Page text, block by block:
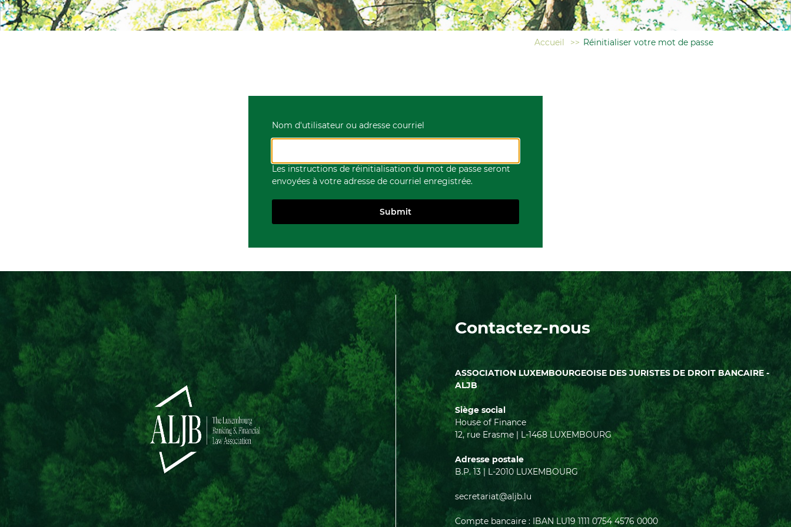
Accueil >> Réinitialiser votre mot de passe
Nom d'utilisateur ou adresse courriel
Les instructions de réinitialisation du mot de passe seront
envoyées à votre adresse de courriel enregistrée.
Contactez-nous
ASSOCIATION LUXEMBOURGEOISE DES JURISTES DE DROIT BANCAIRE -
ALJB
Siège social
House of Finance
12, rue Erasme | L-1468 LUXEMBOURG
Adresse postale
B.P. 13 | L-2010 LUXEMBOURG
secretariat@aljb.lu
Compte bancaire : IBAN LU19 1111 0754 4576 0000